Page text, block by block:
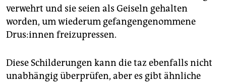
verwehrt und sie seien als Geiseln gehalten
worden, um wiederum gefangengenommene
Drus:­in­nen freizupressen.
Diese Schilderungen kann die taz ebenfalls nicht
unabhängig überprüfen, aber es gibt ähnliche